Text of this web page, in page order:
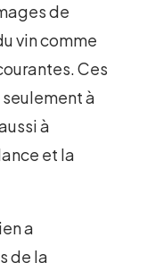
de
vin comme
Ces
à
à
et la
a
de la